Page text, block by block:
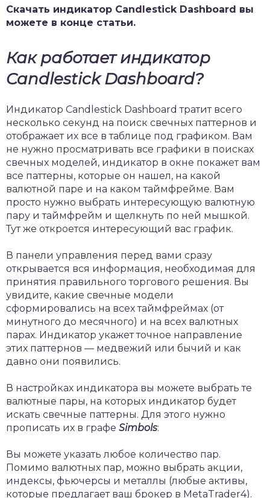
Скачать индикатор Candlestick Dashboard вы
можете в конце статьи.
Как работает индикатор
Candlestick Dashboard?
Индикатор Candlestick Dashboard тратит всего
несколько секунд на поиск свечных паттернов и
отображает их все в таблице под графиком. Вам
не нужно просматривать все графики в поисках
свечных моделей, индикатор в окне покажет вам
все паттерны, которые он нашел, на какой
валютной паре и на каком таймфрейме. Вам
просто нужно выбрать интересующую валютную
пару и таймфрейм и щелкнуть по ней мышкой.
Тут же откроется интересующий вас график.
В панели управления перед вами сразу
открывается вся информация, необходимая для
принятия правильного торгового решения. Вы
увидите, какие свечные модели
сформировались на всех таймфреймах (от
минутного до месячного) и на всех валютных
парах. Индикатор укажет точное направление
этих паттернов — медвежий или бычий и как
давно они появились.
В настройках индикатора вы можете выбрать те
валютные пары, на которых индикатор будет
искать свечные паттерны. Для этого нужно
прописать их в графе Simbols:
Вы можете указать любое количество пар.
Помимо валютных пар, можно выбрать акции,
индексы, фьючерсы и металлы (любые активы,
которые предлагает ваш брокер в MetaTrader4).